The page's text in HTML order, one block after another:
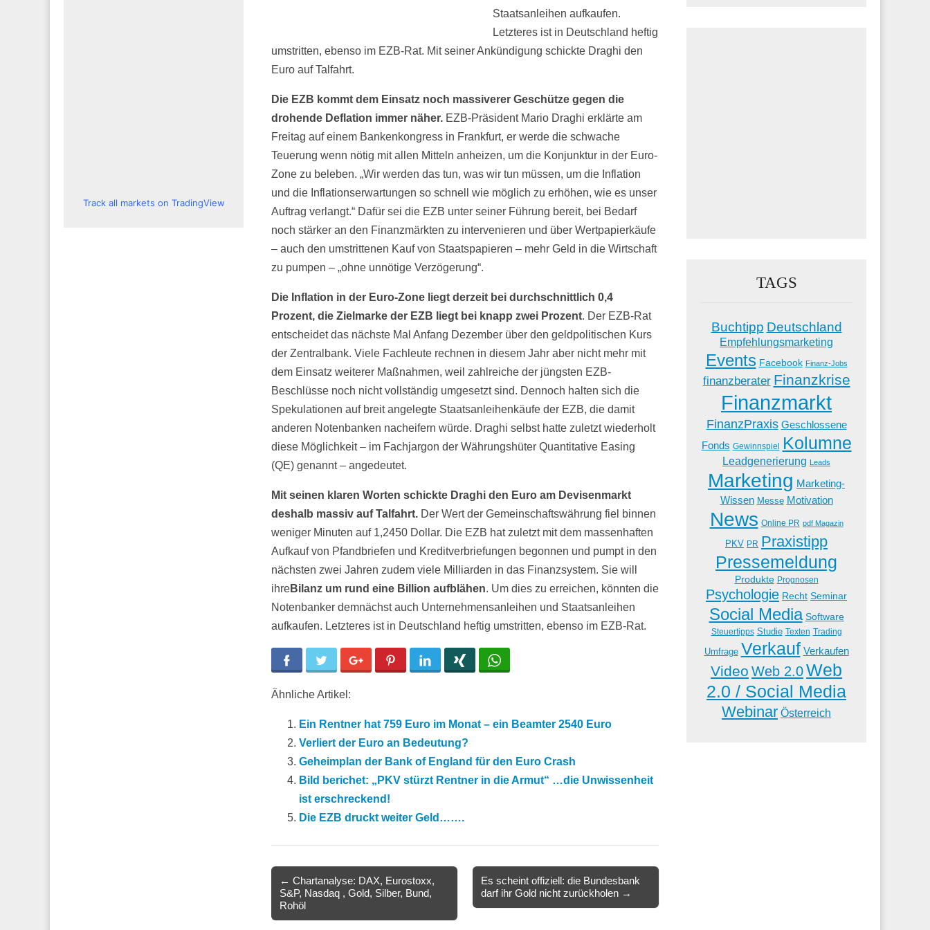
Staatsanleihen aufkaufen.
Letzteres ist in Deutschland heftig
umstritten, ebenso im EZB-Rat. Mit seiner Ankündigung schickte Draghi den
Euro auf Talfahrt.
Die EZB kommt dem Einsatz noch massiverer Geschütze gegen die
drohende Deflation immer näher. EZB-Präsident Mario Draghi erklärte am
Freitag auf einem Bankenkongress in Frankfurt, er werde die schwache
Teuerung wenn nötig mit allen Mitteln anheizen, um die Konjunktur in der Euro-
Zone zu beleben. „Wir werden das tun, was wir tun müssen, um die Inflation
und die Inflationserwartungen so schnell wie möglich zu erhöhen, wie es unser
Auftrag verlangt.“ Dafür sei die EZB unter seiner Führung bereit, bei Bedarf
noch stärker an den Finanzmärkten zu intervenieren und über Wertpapierkäufe
– auch den umstrittenen Kauf von Staatspapieren – mehr Geld in die Wirtschaft
zu pumpen – „ohne unnötige Verzögerung“.
Die Inflation in der Euro-Zone liegt derzeit bei durchschnittlich 0,4
Prozent, die Zielmarke der EZB liegt bei knapp zwei Prozent. Der EZB-Rat
entscheidet das nächste Mal Anfang Dezember über den geldpolitischen Kurs
der Zentralbank. Viele Fachleute rechnen in diesem Jahr aber nicht mehr mit
dem Einsatz weiterer Maßnahmen, weil zahlreiche der jüngsten EZB-
Beschlüsse noch nicht vollständig umgesetzt sind. Dennoch halten sich die
Spekulationen auf breit angelegte Staatsanleihenkäufe der EZB, die damit
anderen Notenbanken nacheifern würde. Draghi selbst hatte zuletzt wiederholt
diese Möglichkeit – im Fachjargon der Währungshüter Quantitative Easing
(QE) genannt – angedeutet.
Mit seinen klaren Worten schickte Draghi den Euro am Devisenmarkt
deshalb massiv auf Talfahrt. Der Wert der Gemeinschaftswährung fiel binnen
weniger Minuten auf 1,2450 Dollar. Die EZB hat zuletzt mit dem massenhaften
Aufkauf von Pfandbriefen und Kreditverbriefungen begonnen und pumpt in den
nächsten zwei Jahren zudem viele Milliarden in das Finanzsystem. Sie will
ihreBilanz um rund eine Billion aufblähen. Um dies zu erreichen, könnten die
Notenbanker demnächst auch Unternehmensanleihen und Staatsanleihen
aufkaufen. Letzteres ist in Deutschland heftig umstritten, ebenso im EZB-Rat.
Facebook Twitter Google+ Pinterest LinkedIn
Ähnliche Artikel:
Ein Rentner hat 759 Euro im Monat – ein Beamter 2540 Euro
Verliert der Euro an Bedeutung?
Geheimplan der Bank of England für den Euro Crash
Bild berichet: „PKV stürzt Rentner in die Armut“ …die Unwissenheit
ist erschreckend!
Die EZB druckt weiter Geld…….
Post
navigation
← Chartanalyse: DAX, Eurostoxx,
S&P, Nasdaq , Gold, Silber, Bund,
Rohöl
Es scheint offiziell: die Bundesbank
darf ihr Gold nicht zurückholen →
Track all markets on TradingView
TAGS
Buchtipp Deutschland
Empfehlungsmarketing
Events Facebook Finanz-Jobs
finanzberater Finanzkrise
Finanzmarkt
FinanzPraxis Geschlossene
Fonds Gewinnspiel Kolumne
Leadgenerierung Leads
Marketing Marketing-
Wissen Messe Motivation
News Online PR pdf Magazin
PKV PR Praxistipp
Pressemeldung
Produkte Prognosen
Psychologie Recht Seminar
Social Media Software
Steuertipps Studie Texten Trading
Umfrage Verkauf Verkaufen
Video Web 2.0Web
2.0 / Social Media
Webinar Österreich